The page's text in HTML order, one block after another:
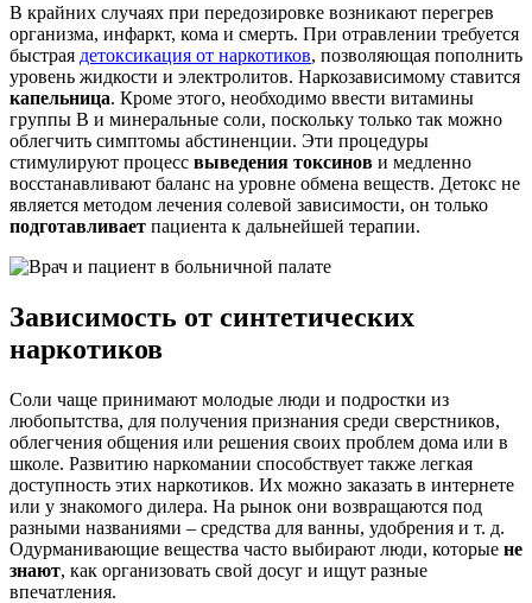
В крайних случаях при передозировке возникают перегрев
организма, инфаркт, кома и смерть. При отравлении требуется
быстрая детоксикация от наркотиков, позволяющая пополнить
уровень жидкости и электролитов. Наркозависимому ставится
капельница. Кроме этого, необходимо ввести витамины
группы B и минеральные соли, поскольку только так можно
облегчить симптомы абстиненции. Эти процедуры
стимулируют процесс выведения токсинов и медленно
восстанавливают баланс на уровне обмена веществ. Детокс не
является методом лечения солевой зависимости, он только
подготавливает пациента к дальнейшей терапии.
Зависимость от синтетических
наркотиков
Соли чаще принимают молодые люди и подростки из
любопытства, для получения признания среди сверстников,
облегчения общения или решения своих проблем дома или в
школе. Развитию наркомании способствует также легкая
доступность этих наркотиков. Их можно заказать в интернете
или у знакомого дилера. На рынок они возвращаются под
разными названиями – средства для ванны, удобрения и т. д.
Одурманивающие вещества часто выбирают люди, которые не
знают, как организовать свой досуг и ищут разные
впечатления.